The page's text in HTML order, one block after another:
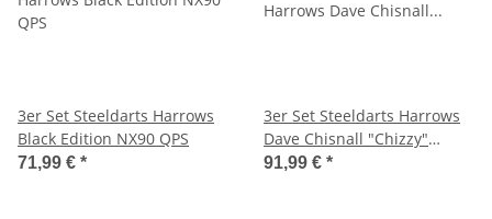
3er Set Steeldarts Harrows
Black Edition NX90 QPS
71,99 € *
3er Set Steeldarts Harrows
Dave Chisnall "Chizzy"
Series 1 QPS
91,99 € *